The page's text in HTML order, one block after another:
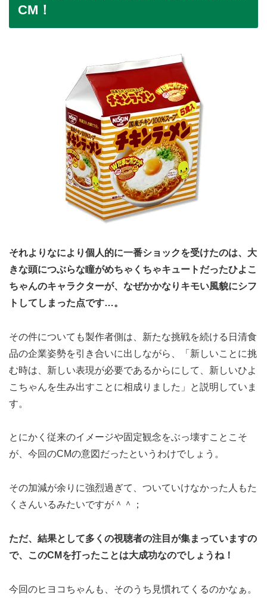
CM！
それよりなにより個人的に一番ショックを受けたのは、大
きな頭につぶらな瞳がめちゃくちゃキュートだったひよこ
ちゃんのキャラクターが、なぜかかなりキモい風貌にシフ
トしてしまった点です…。
その件についても製作者側は、新たな挑戦を続ける日清食
品の企業姿勢を引き合いに出しながら、「新しいことに挑
む時は、新しい表現が必要であるからにして、新しいひよ
こちゃんを生み出すことに相成りました」と説明していま
す。
とにかく従来のイメージや固定観念をぶっ壊すことこそ
が、今回のCMの意図だったというわけでしょう。
その加減が余りに強烈過ぎて、ついていけなかった人もた
くさんいるみたいですが＾＾；
ただ、結果として多くの視聴者の注目が集まっていますの
で、このCMを打ったことは大成功なのでしょうね！
今回のヒヨコちゃんも、そのうち見慣れてくるのかなぁ。